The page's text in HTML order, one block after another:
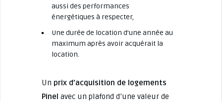
aussi des performances
énergétiques à respecter,
Une durée de location d’une année au
maximum après avoir acquérait la
location.
Un prix d’acquisition de logements
Pinel avec un plafond d’une valeur de